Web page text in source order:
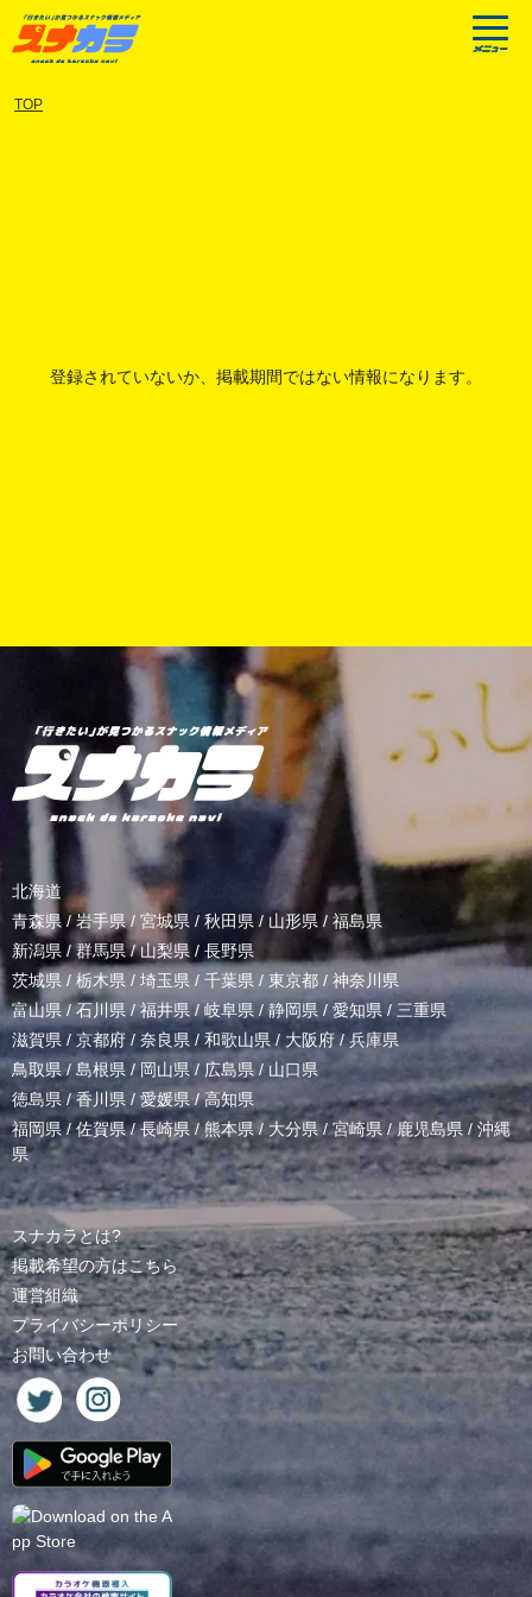
TOP
登録されていないか、掲載期間ではない情報になります。
北海道
青森県 /岩手県/ 宮城県 / 秋田県 / 山形県 / 福島県
新潟県 /群馬県/山梨県 / 長野県
茨城県 / 栃木県 / 埼玉県 / 千葉県 / 東京都 / 神奈川県
富山県 /石川県 / 福井県/岐阜県 / 静岡県 / 愛知県 / 三重県
滋賀県 / 京都府 / 奈良県 / 和歌山県 / 大阪府 /兵庫県
鳥取県 / 島根県 /岡山県/ 広島県 / 山口県
徳島県 /香川県 / 愛媛県/高知県
福岡県 / 佐賀県/長崎県 /熊本県 / 大分県/宮崎県 / 鹿児島県 / 沖縄
県
スナカラとは?
掲載希望の方はこちら
運営組織
プライバシーポリシー
お問い合わせ